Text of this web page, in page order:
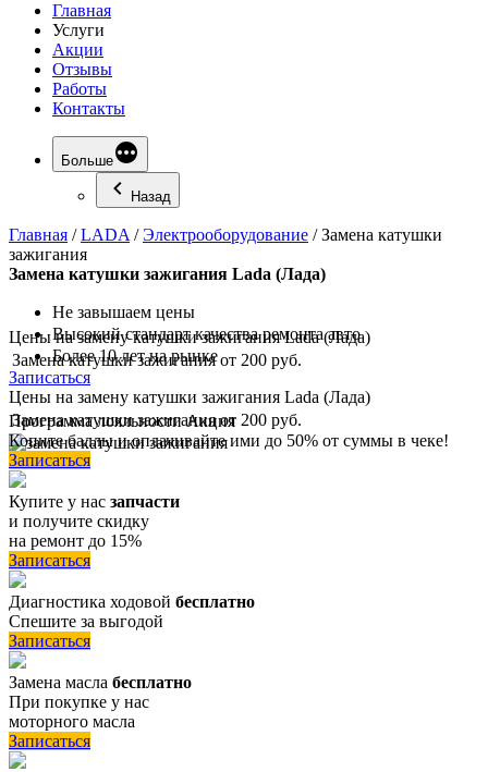
Главная
Услуги
Акции
Отзывы
Работы
Контакты
Больше
Назад
Главная /LADA /Электрооборудование /Замена катушки
зажигания
Замена катушки зажигания Lada (Лада)
Не завышаем цены
Высокий стандарт качества ремонта авто
Более 10 лет на рынке
Записаться
Цены на замену катушки зажигания Lada (Лада)
Замена катушки зажигания от 200 руб.
Цены на замену катушки зажигания Lada (Лада)
Замена катушки зажигания от 200 руб.
ПрограммалояльностиАкция
Копите баллы и оплачивайте ими до 50% от суммы в чеке!
Записаться
Купите у нас запчасти
и получите скидку
на ремонт до 15%
Записаться
Диагностика ходовой бесплатно
Спешите за выгодой
Записаться
Замена масла бесплатно
При покупке у нас
моторного масла
Записаться